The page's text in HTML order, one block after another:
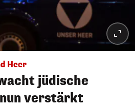
Heer
jüdische
verstärkt